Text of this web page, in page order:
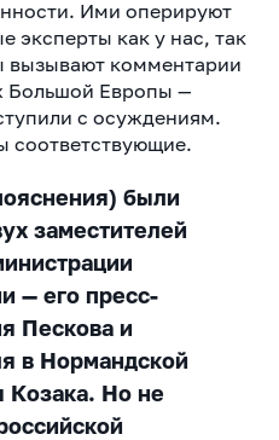
Ими оперируют
эксперты как у нас, так
вызывают комментарии
Большой Европы —
с осуждениям.
соответствующие.
были
заместителей
— его пресс-
Пескова и
в Нормандской
Козака. Но не